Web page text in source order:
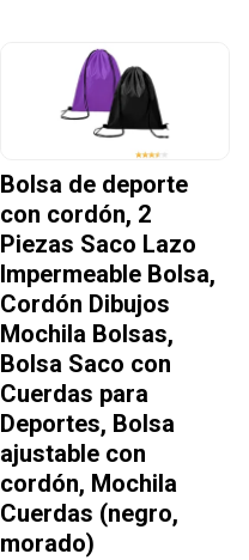
Bolsa de deporte
con cordón, 2
Piezas Saco Lazo
Impermeable Bolsa,
Cordón Dibujos
Mochila Bolsas,
Bolsa Saco con
Cuerdas para
Deportes, Bolsa
ajustable con
cordón, Mochila
Cuerdas (negro,
morado)